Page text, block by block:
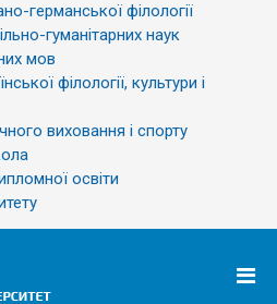
германської філології
гуманітарних наук
мов
філології, культури і
виховання і спорту
освіти